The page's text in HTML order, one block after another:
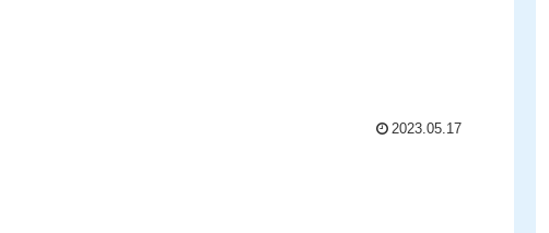
2023.05.17